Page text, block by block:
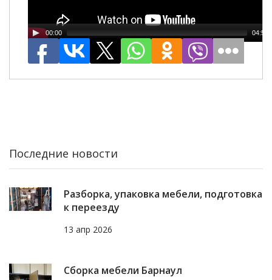
00:00 04:59
Поделиться
Последние новости
Разборка, упаковка мебели, подготовка
к переезду
13 апр 2026
Сборка мебели Барнаул